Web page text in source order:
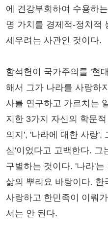
에 견강부회하여 수용하
명 가치를 경제적-정치적
세우려는 사관인 것이다.
함석헌이 국가주의를 '현
해서 그가 나라를 사랑하
사를 연구하고 가르치는
지한 3가지 자신의 학문
의지', '나라에 대한 사랑',
심'이었다고 고백한다. 그
구별하는 것이다. '나라'
삶의 뿌리요 바탕이다. 한
사랑하고 한민족이 이뤄
서는 안 된다.